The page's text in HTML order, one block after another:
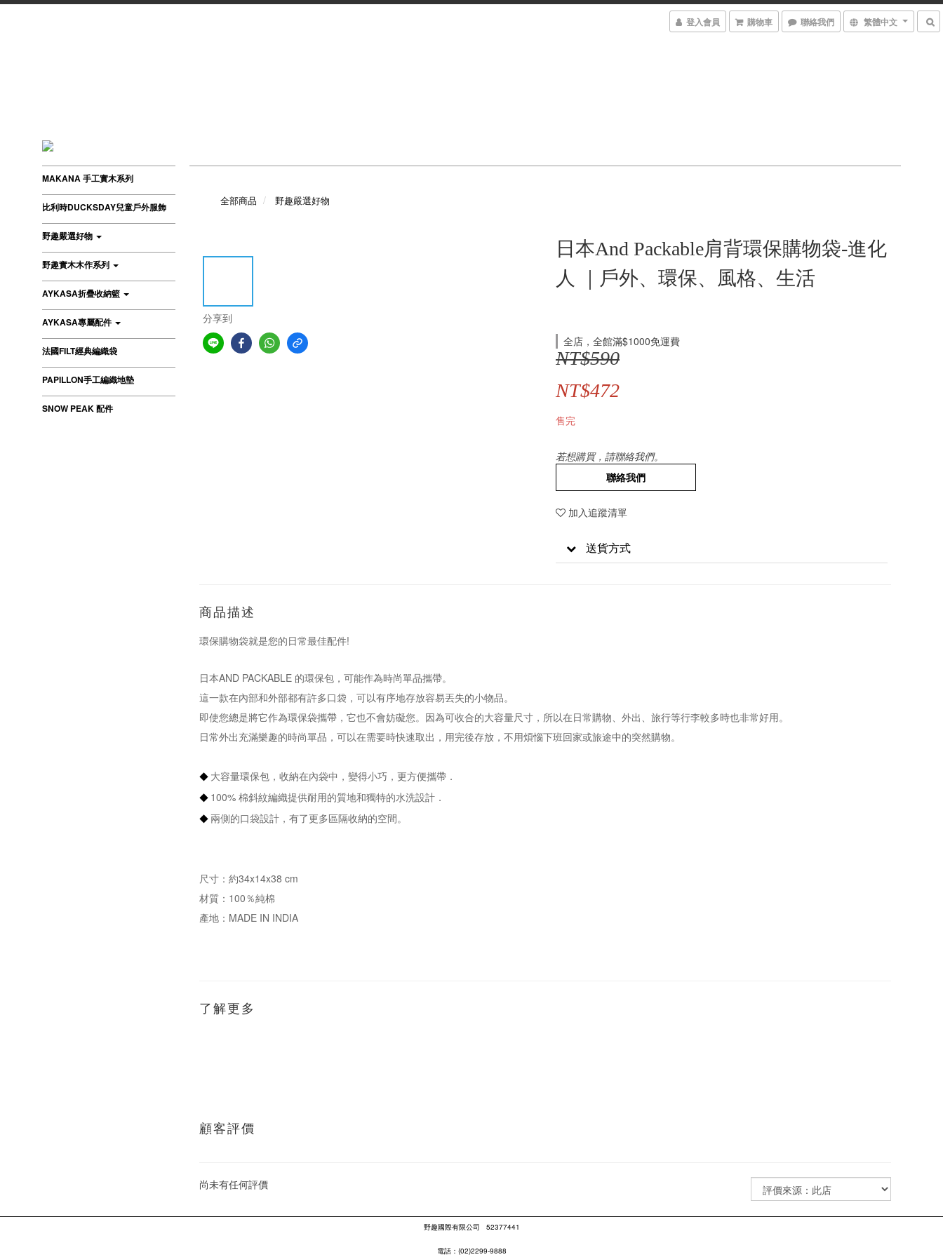
登入會員 購物車 聯絡我們 繁體中文
MAKANA 手工實木系列
比利時DUCKSDAY兒童戶外服飾
野趣嚴選好物
野趣實木木作系列
AYKASA折疊收納籃
AYKASA專屬配件
法國FILT經典編織袋
PAPILLON手工編織地墊
SNOW PEAK 配件
全部商品 野趣嚴選好物
分享到
日本And Packable肩背環保購物袋-進化
人 ｜戶外、環保、風格、生活
全店，全館滿$1000免運費
NT$590
NT$472
售完
若想購買，請聯絡我們。
聯絡我們
加入追蹤清單
送貨方式
商品描述
環保購物袋就是您的日常最佳配件!
日本AND PACKABLE 的環保包，可能作為時尚單品攜帶。
這一款在內部和外部都有許多口袋，可以有序地存放容易丟失的小物品。
即使您總是將它作為環保袋攜帶，它也不會妨礙您。因為可收合的大容量尺寸，所以在日常購物、外出、旅行等行李較多時也非常好用。
日常外出充滿樂趣的時尚單品，可以在需要時快速取出，用完後存放，不用煩惱下班回家或旅途中的突然購物。
◆ 大容量環保包，收納在內袋中，變得小巧，更方便攜帶．
◆ 100% 棉斜紋編織提供耐用的質地和獨特的水洗設計．
◆ 兩側的口袋設計，有了更多區隔收納的空間。
尺寸：約34x14x38 cm
材質：100％純棉
產地：MADE IN INDIA
了解更多
顧客評價
尚未有任何評價
野趣國際有限公司 52377441
電話：(02)2299-9888